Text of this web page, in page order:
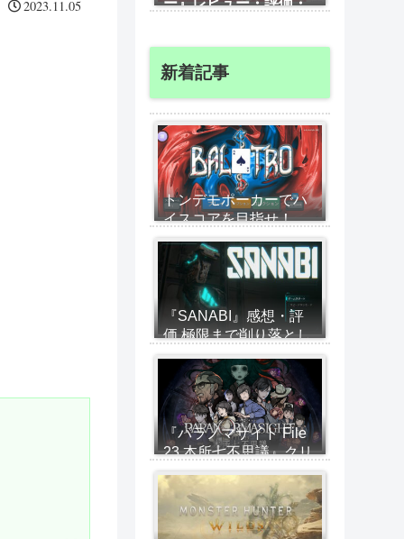
2023.11.05
金せずに経営する攻略
のコツを紹介
新着記事
トンデモポーカーでハ
イスコアを目指せ！
Gotyノミネート
『Balatro』が無限に遊
べる神ゲーだった
『SANABI』感想・評
価 極限まで削り落とし
た2Dアクションでスト
ーリーを堪能！
『パラノマサイト File
23 本所七不思議』クリ
アレビュー：ホラーに
見せかけて呪い合い群
像劇！新感覚「360°ホ
ラー」を体感せよ